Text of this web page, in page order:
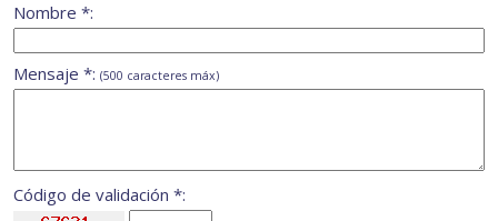
Nombre *:
Mensaje *: (500 caracteres máx)
Código de validación *: